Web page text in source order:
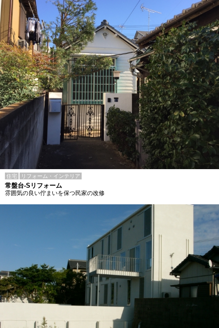
住宅 リフォーム・インテリア
常盤台-Sリフォーム
雰囲気の良い佇まいを保つ民家の改修